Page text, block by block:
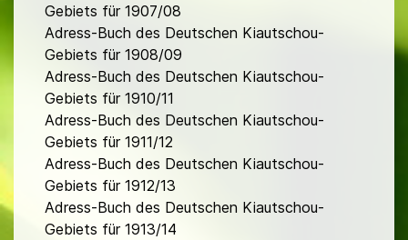
Gebiets für 1907/08
Adress-Buch des Deutschen Kiautschou-
Gebiets für 1908/09
Adress-Buch des Deutschen Kiautschou-
Gebiets für 1910/11
Adress-Buch des Deutschen Kiautschou-
Gebiets für 1911/12
Adress-Buch des Deutschen Kiautschou-
Gebiets für 1912/13
Adress-Buch des Deutschen Kiautschou-
Gebiets für 1913/14